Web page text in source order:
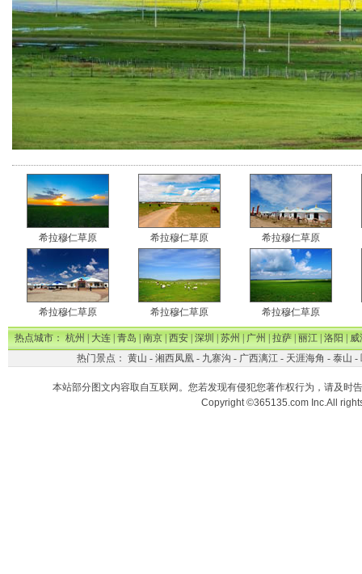
希拉穆仁草原 希拉穆仁草原 希拉穆仁草原
希拉穆仁草原 希拉穆仁草原 希拉穆仁草原
热点城市：杭州|大连|青岛|南京|西安|深圳|苏州|广州|拉萨|丽江|洛阳|威
热门景点： 黄山 - 湘西凤凰- 九寨沟 - 广西漓江- 天涯海角 - 泰山 -
本站部分图文内容取自互联网。您若发现有侵犯您著作权行为，请及时
Copyright ©365135.com Inc.All